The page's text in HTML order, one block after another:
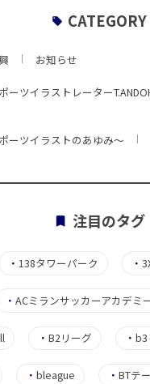
CATEGORY
お知らせ
ーツイラストレーター
ーツイラストのあゆみ〜
注目のタグ
・138タワーパーク ・
・ACミランサッカーアカデミ
・B2リーグ ・b3
・bleague ・BTテ